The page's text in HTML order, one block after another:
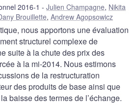
2016-1 Julien Champagne, Nikita
Brouillette, Andrew Agopsowicz
nous apportons une évaluation
structurel complexe de
suite à la chute des prix des
à la mi-2014. Nous estimons
de la restructuration
des produits de base ainsi que
baisse des termes de l’échange.